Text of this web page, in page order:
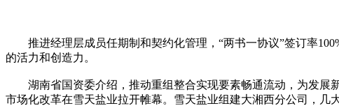
推进经理层成员任期制和契约化管理，“两书一协议”签订率
的活力和创造力。
湖南省国资委介绍，推动重组整合实现要素畅通流动，为发展
市场化改革在雪天盐业拉开帷幕。雪天盐业组建大湘西分公司，